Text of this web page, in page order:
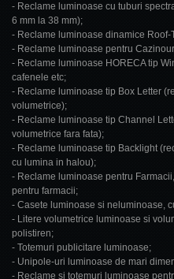
- Reclame luminoase cu tuburi
6 mm la 38 mm);
- Reclame luminoase dinamice
- Reclame luminoase pentru
- Reclame luminoase HORECA tip
cafenele etc;
- Reclame luminoase tip Box Letter
volumetrice);
- Reclame luminoase tip Channel
volumetrice fara fata);
- Reclame luminoase tip Backlight
cu lumina in halou);
- Reclame luminoase pentru
pentru farmacii;
- Casete luminoase si neluminoase,
- Litere volumetrice luminoase si
polistiren;
- Totemuri publicitare luminoase;
- Unipole-uri luminoase de mari
- Reclame si totemuri luminoase